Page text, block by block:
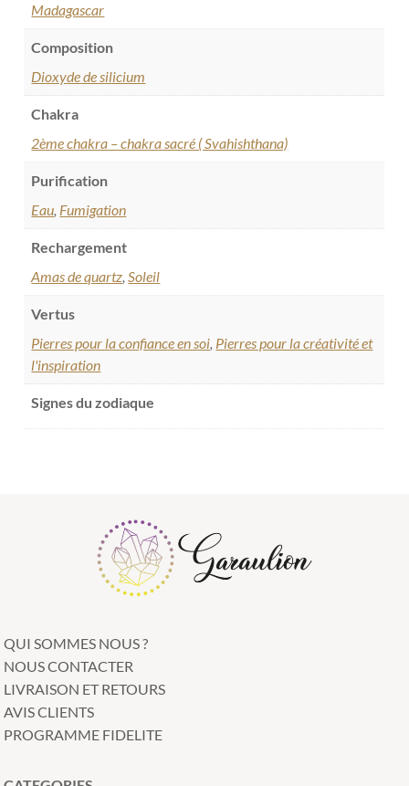
Madagascar
Composition
Dioxyde de silicium
Chakra
2ème chakra – chakra sacré ( Svahishthana)
Purification
Eau, Fumigation
Rechargement
Amas de quartz,Soleil
Vertus
Pierres pour la confiance en soi, Pierres pour la créativité et
l'inspiration
Signes du zodiaque
QUI SOMMES NOUS ?
NOUS CONTACTER
LIVRAISON ET RETOURS
AVIS CLIENTS
PROGRAMME FIDELITE